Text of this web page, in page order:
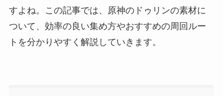
すよね。この記事では、原神のドゥリンの素材に
ついて、効率の良い集め方やおすすめの周回ルー
トを分かりやすく解説していきます。